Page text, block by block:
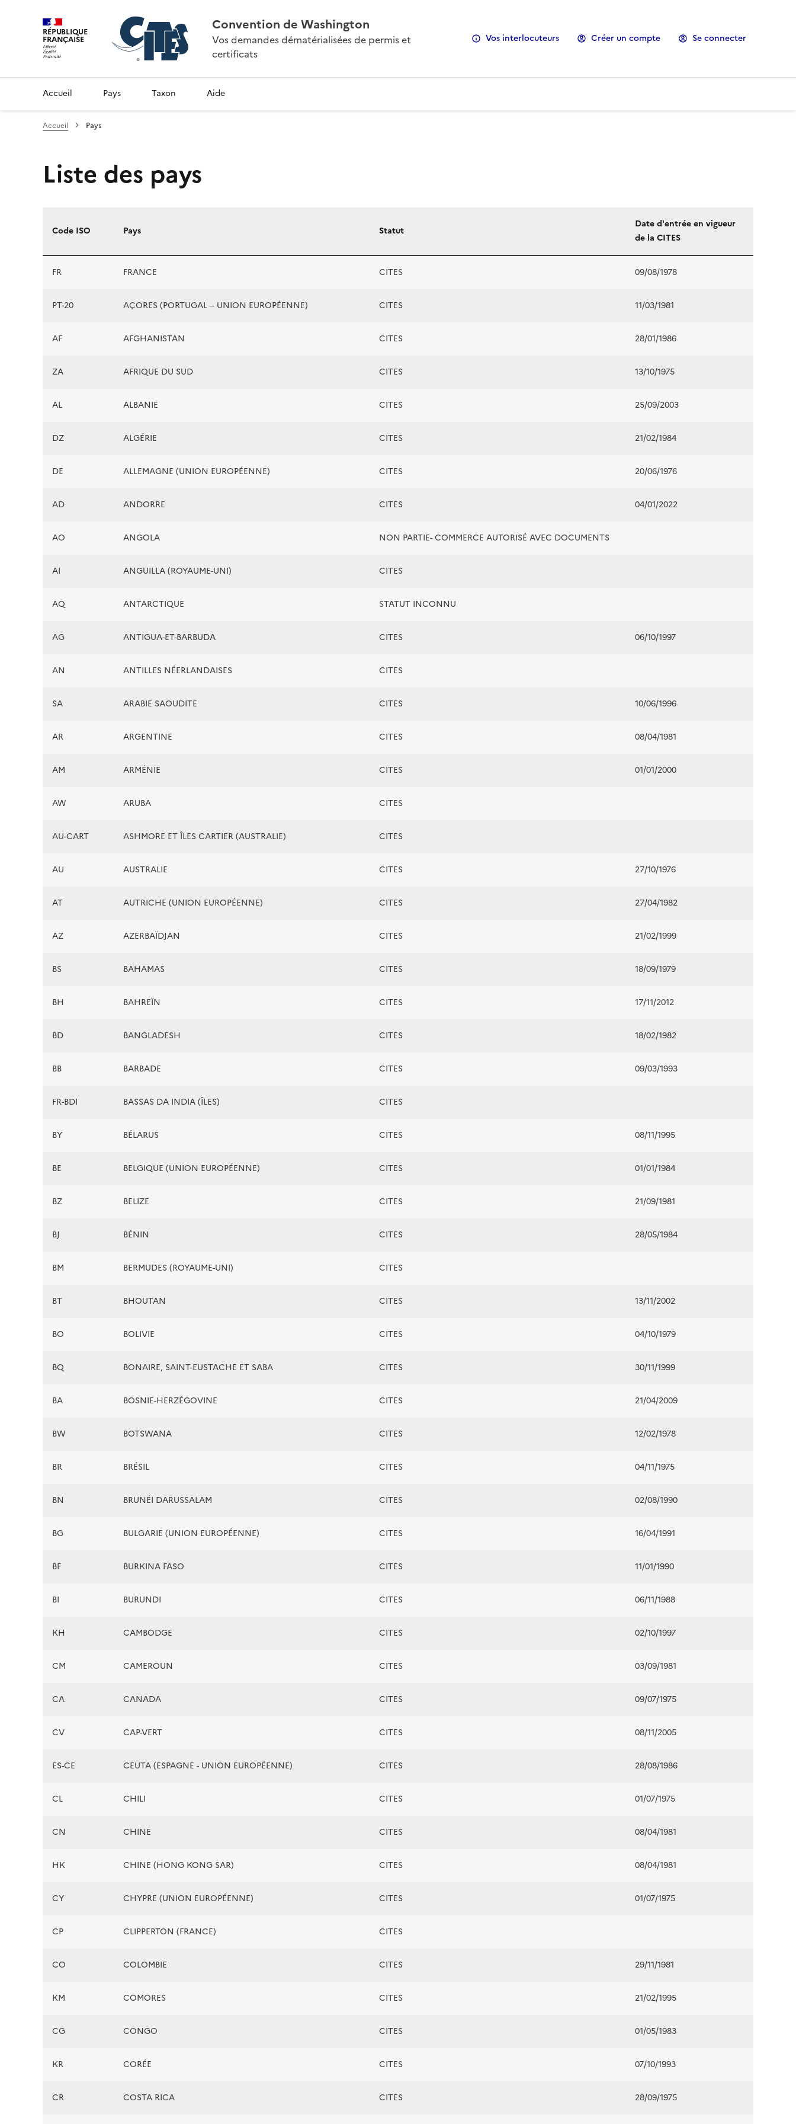
RÉPUBLIQUE
FRANÇAISE
Convention de Washington
Vos demandes dématérialisées de permis et
certificats
Vos interlocuteurs Créer un compte Se connecter
Accueil Pays Taxon Aide
Accueil Pays
Liste des pays
Liste des pays
Code ISO Pays Statut
Date d'entrée en vigueur
de la CITES
FR FRANCE CITES 09/08/1978
PT-20 AÇORES (PORTUGAL – UNION EUROPÉENNE) CITES 11/03/1981
AF AFGHANISTAN CITES 28/01/1986
ZA AFRIQUE DU SUD CITES 13/10/1975
AL ALBANIE CITES 25/09/2003
DZ ALGÉRIE CITES 21/02/1984
DE ALLEMAGNE (UNION EUROPÉENNE) CITES 20/06/1976
AD ANDORRE CITES 04/01/2022
AO ANGOLA NON PARTIE- COMMERCE AUTORISÉ AVEC DOCUMENTS
AI ANGUILLA (ROYAUME-UNI) CITES
AQ ANTARCTIQUE STATUT INCONNU
AG ANTIGUA-ET-BARBUDA CITES 06/10/1997
AN ANTILLES NÉERLANDAISES CITES
SA ARABIE SAOUDITE CITES 10/06/1996
AR ARGENTINE CITES 08/04/1981
AM ARMÉNIE CITES 01/01/2000
AW ARUBA CITES
AU-CART ASHMORE ET ÎLES CARTIER (AUSTRALIE) CITES
AU AUSTRALIE CITES 27/10/1976
AT AUTRICHE (UNION EUROPÉENNE) CITES 27/04/1982
AZ AZERBAÏDJAN CITES 21/02/1999
BS BAHAMAS CITES 18/09/1979
BH BAHREÏN CITES 17/11/2012
BD BANGLADESH CITES 18/02/1982
BB BARBADE CITES 09/03/1993
FR-BDI BASSAS DA INDIA (ÎLES) CITES
BY BÉLARUS CITES 08/11/1995
BE BELGIQUE (UNION EUROPÉENNE) CITES 01/01/1984
BZ BELIZE CITES 21/09/1981
BJ BÉNIN CITES 28/05/1984
BM BERMUDES (ROYAUME-UNI) CITES
BT BHOUTAN CITES 13/11/2002
BO BOLIVIE CITES 04/10/1979
BQ BONAIRE, SAINT-EUSTACHE ET SABA CITES 30/11/1999
BA BOSNIE-HERZÉGOVINE CITES 21/04/2009
BW BOTSWANA CITES 12/02/1978
BR BRÉSIL CITES 04/11/1975
BN BRUNÉI DARUSSALAM CITES 02/08/1990
BG BULGARIE (UNION EUROPÉENNE) CITES 16/04/1991
BF BURKINA FASO CITES 11/01/1990
BI BURUNDI CITES 06/11/1988
KH CAMBODGE CITES 02/10/1997
CM CAMEROUN CITES 03/09/1981
CA CANADA CITES 09/07/1975
CV CAP-VERT CITES 08/11/2005
ES-CE CEUTA (ESPAGNE - UNION EUROPÉENNE) CITES 28/08/1986
CL CHILI CITES 01/07/1975
CN CHINE CITES 08/04/1981
HK CHINE (HONG KONG SAR) CITES 08/04/1981
CY CHYPRE (UNION EUROPÉENNE) CITES 01/07/1975
CP CLIPPERTON (FRANCE) CITES
CO COLOMBIE CITES 29/11/1981
KM COMORES CITES 21/02/1995
CG CONGO CITES 01/05/1983
KR CORÉE CITES 07/10/1993
CR COSTA RICA CITES 28/09/1975